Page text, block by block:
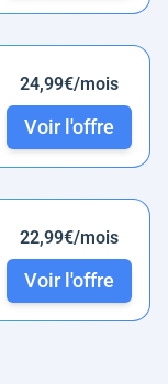
24,99€/mois
Voir l'offre
22,99€/mois
Voir l'offre